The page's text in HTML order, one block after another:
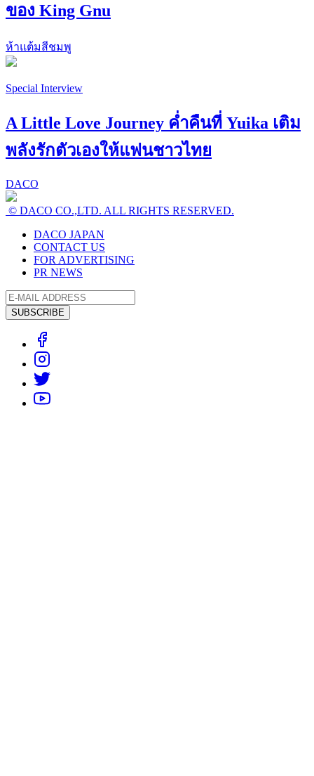
ของ King Gnu
ห้าแต้มสีชมพู
Special Interview
A Little Love Journey ค่ำคืนที่ Yuika เติม
พลังรักตัวเองให้แฟนชาวไทย
DACO
© DACO CO.,LTD. ALL RIGHTS RESERVED.
DACO JAPAN
CONTACT US
FOR ADVERTISING
PR NEWS